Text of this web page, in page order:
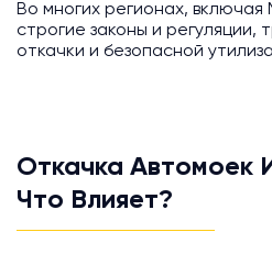
Во многих регионах, включая
строгие законы и
откачки и безопасной
Откачка Автомоек
Что Влияет?